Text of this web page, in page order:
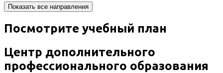
Показать все направления
Посмотрите учебный план
Центр дополнительного
профессионального образования